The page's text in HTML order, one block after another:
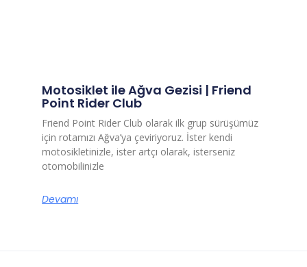
Motosiklet ile Ağva Gezisi | Friend
Point Rider Club
Friend Point Rider Club olarak ilk grup sürüşümüz
için rotamızı Ağva’ya çeviriyoruz. İster kendi
motosikletinizle, ister artçı olarak, isterseniz
otomobilinizle
Devamı